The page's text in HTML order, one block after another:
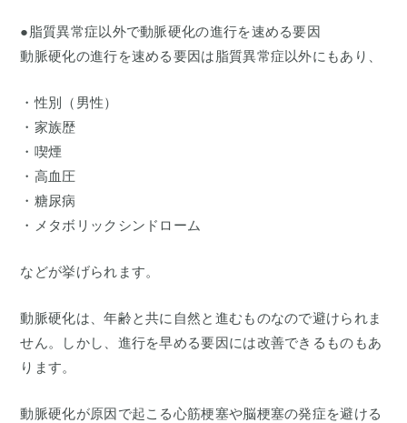
●脂質異常症以外で動脈硬化の進行を速める要因
動脈硬化の進行を速める要因は脂質異常症以外にもあり、
・性別（男性）
・家族歴
・喫煙
・高血圧
・糖尿病
・メタボリックシンドローム
などが挙げられます。
動脈硬化は、年齢と共に自然と進むものなので避けられま
せん。しかし、進行を早める要因には改善できるものもあ
ります。
動脈硬化が原因で起こる心筋梗塞や脳梗塞の発症を避ける